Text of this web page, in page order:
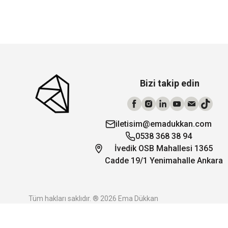
Bizi takip edin
iletisim@emadukkan.com
0538 368 38 94
İvedik OSB Mahallesi 1365
Cadde 19/1 Yenimahalle Ankara
Tüm hakları saklıdır. ® 2026 Ema Dükkan